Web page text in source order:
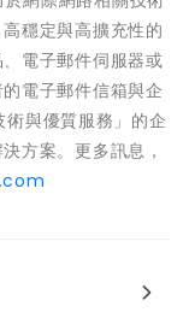
穩定與高擴充性的
電子郵件伺服器或
電子郵件信箱與企
與優質服務」的企
方案。更多訊息，